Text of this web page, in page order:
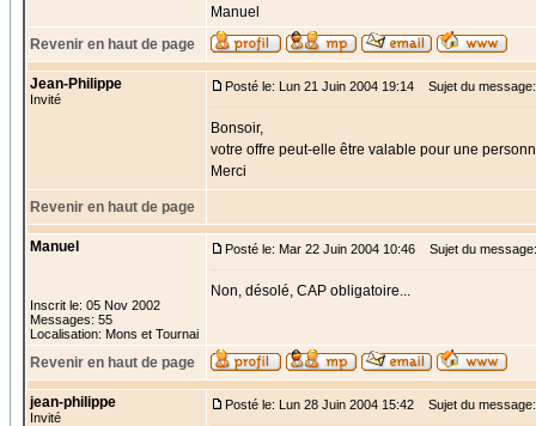
Manuel
Revenir en haut de page
Jean-Philippe
Invité
Posté le: Lun 21 Juin 2004 19:14 Sujet du
Bonsoir,
votre offre peut-elle être valable pour une
Merci
Revenir en haut de page
Manuel
Inscrit le: 05 Nov 2002
Messages: 55
Localisation: Mons et Tournai
Posté le: Mar 22 Juin 2004 10:46 Sujet du message:
Non, désolé, CAP obligatoire...
Revenir en haut de page
jean-philippe
Invité
Posté le: Lun 28 Juin 2004 15:42 Sujet du